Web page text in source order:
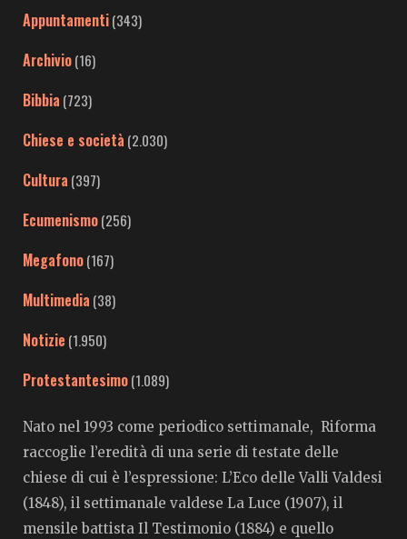
Appuntamenti(343)
Archivio(16)
Bibbia (723)
Chiese e società (2.030)
Cultura (397)
Ecumenismo(256)
Megafono(167)
Multimedia (38)
Notizie (1.950)
Protestantesimo(1.089)
Nato nel 1993 come periodico settimanale, Riforma
raccoglie l’eredità di una serie di testate delle
chiese di cui è l’espressione: L’Eco delle Valli Valdesi
(1848), il settimanale valdese La Luce (1907), il
mensile battista Il Testimonio (1884) e quello